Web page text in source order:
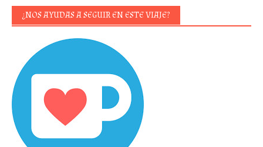
¿NOS AYUDAS A SEGUIR EN ESTE VIAJE?